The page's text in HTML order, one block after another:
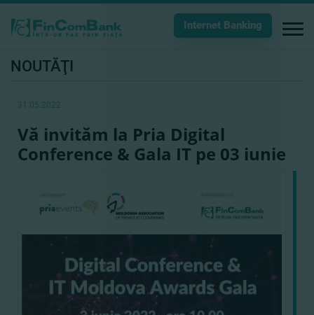
Internet Banking
NOUTĂŢI
31.05.2022
Vă invităm la Pria Digital
Conference & Gala IT pe 03 iunie